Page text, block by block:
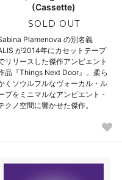
(Cassette)
SOLD OUT
Plamenova の別名義
が2014年にカセットテープ
リリースした傑作アンビエント
品『Things Next Door』。柔ら
くソウルフルなヴォーカル・ル
プをミニマルなアンビエント・
クノ空間に響かせた傑作。